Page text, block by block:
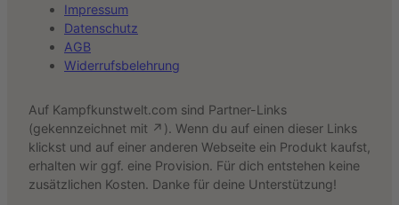
Impressum
Datenschutz
AGB
Widerrufsbelehrung
Auf Kampfkunstwelt.com sind Partner-Links
(gekennzeichnet mit ↗). Wenn du auf einen dieser Links
klickst und auf einer anderen Webseite ein Produkt kaufst,
erhalten wir ggf. eine Provision. Für dich entstehen keine
zusätzlichen Kosten. Danke für deine Unterstützung!